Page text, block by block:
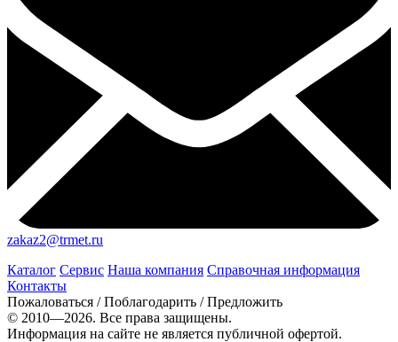
zakaz2@trmet.ru
Каталог Сервис Наша компания Справочная информация
Контакты
Пожаловаться / Поблагодарить / Предложить
© 2010—2026. Все права защищены.
Информация на сайте не является публичной офертой.